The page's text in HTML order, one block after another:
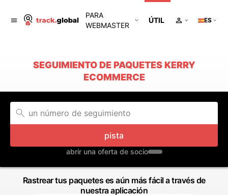
PARA
WEBMASTER
ÚTIL ES
SEGUIMIENTO DE PAQUETES KERRY
ECOMMERCE
pista
abrir una oferta de socio
Rastrear tus paquetes es aún más fácil a través de
nuestra aplicación